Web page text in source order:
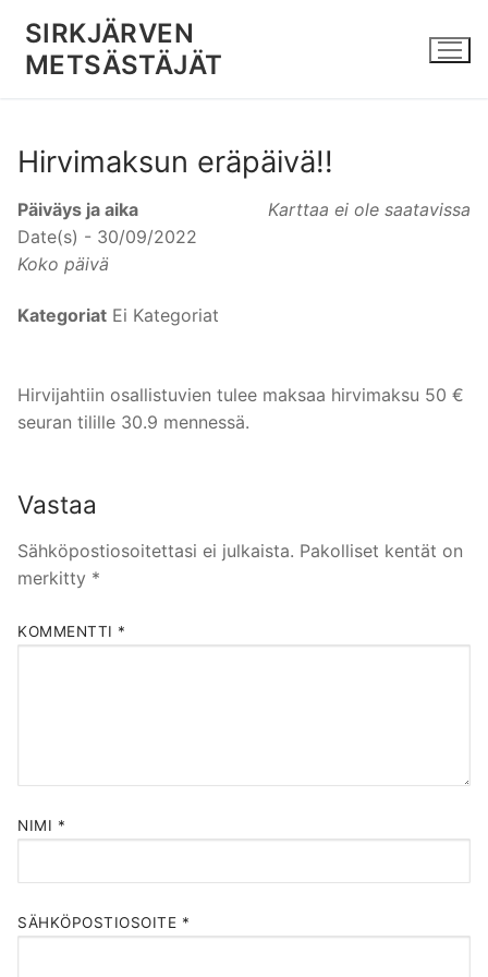
sisältöön
SIRKJÄRVEN
METSÄSTÄJÄT
Hirvimaksun eräpäivä!!
Karttaa ei ole saatavissa
Päiväys ja aika
Date(s) - 30/09/2022
Koko päivä
Kategoriat Ei Kategoriat
Hirvijahtiin osallistuvien tulee maksaa hirvimaksu 50 €
seuran tilille 30.9 mennessä.
Vastaa
Sähköpostiosoitettasi ei julkaista. Pakolliset kentät on
merkitty *
KOMMENTTI *
NIMI *
SÄHKÖPOSTIOSOITE *